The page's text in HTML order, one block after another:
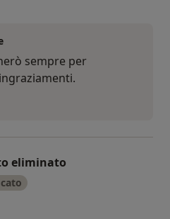
sempre per
eliminato